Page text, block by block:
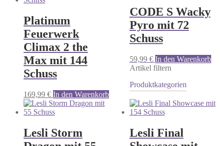
Platinum
Feuerwerk
Climax 2 the
Max mit 144
Schuss
169,99 € In den Warenkorb
CODE S Wacky
Pyro mit 72
Schuss
59,99 € In den Warenkorb
Lesli Storm
Lesli Final
Artikel filtern
Produktkategorien